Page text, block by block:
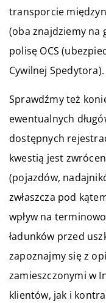
transporcie
(oba znajdziemy na
polisę OCS
Cywilnej Spedytora).
Sprawdźmy też
ewentualnych
dostępnych
kwestią jest
(pojazdów,
zwłaszcza pod
wpływ na
ładunków przed
zapoznajmy się z
zamieszczonymi w
klientów, jak i